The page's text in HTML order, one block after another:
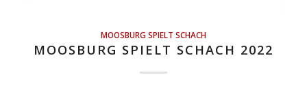
MOOSBURG SPIELT SCHACH
MOOSBURG SPIELT SCHACH 2022